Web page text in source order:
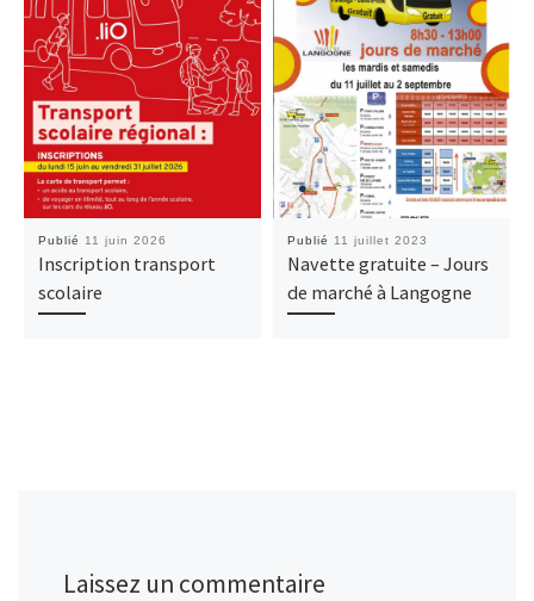
Publié 11 juin 2026
Inscription transport
scolaire
Publié 11 juillet 2023
Navette gratuite – Jours
de marché à Langogne
Laissez un commentaire